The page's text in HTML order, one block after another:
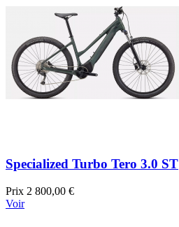
Specialized Turbo Tero 3.0 ST
Prix 2 800,00 €
Voir